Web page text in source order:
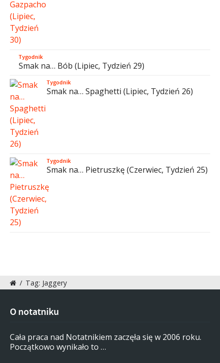
Tygodnik
Smak na… Bób (Lipiec, Tydzień 29)
Tygodnik
Smak na… Spaghetti (Lipiec, Tydzień 26)
Tygodnik
Smak na… Pietruszkę (Czerwiec, Tydzień 25)
/ Tag: Jaggery
O notatniku
Cała praca nad Notatnikiem zaczęła się w 2006 roku.
Początkowo wynikało to …